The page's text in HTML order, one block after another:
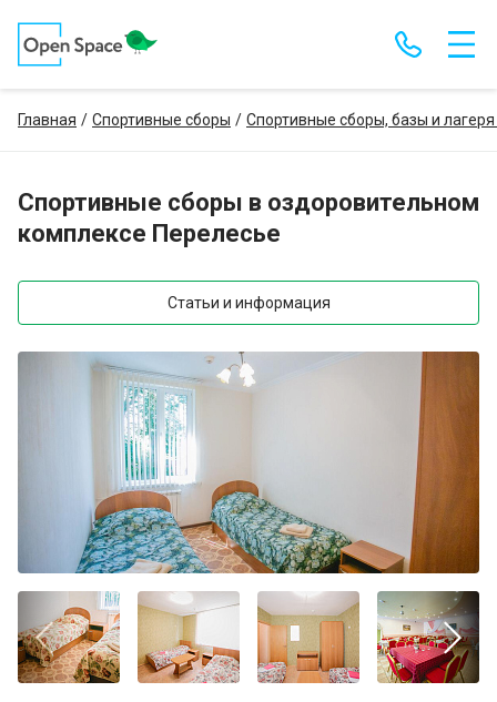
Главная Спортивные сборы Спортивные сборы, базы и
Спортивные сборы в оздоровительном
комплексе Перелесье
Статьи и информация